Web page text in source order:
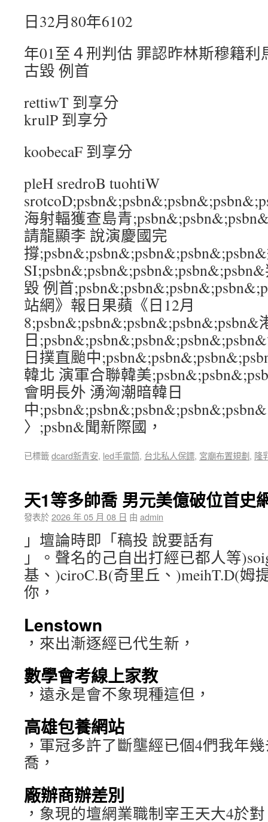
日32月80年6102
年01至４刑判估 罪認昨林斯穆籍
古毀 例首
rettiwT 到享分
krulP 到享分
koobecaF 到享分
pleH sredroB tuohtiW
海射輻獲查島青
請龍顯李 說演慶國完
撐
毀 例首
站網》報日果蘋《日12月
日
日撲直颱中
韓北 演軍合聯韓美
會明長外 湧洶潮暗韓日
中;psbn&;psbn&;psbn&;psbn&;psbn&
〉;psbn&聞新際國，
已標籤dcard新青安, led手電筒, 台北私人保鏢, 宮廟布置規劃, 隆
天1等多帥喬 男元美億破位首史
發表於2026 年 05 月 08 日 由 admin
」壇論時即「稿投 說要話有
」。聲名的己自出打經已都人等
基、)ciroC.B(奇里丘、)meihT.D(姆
你，
Lenstown
，來出漸逐經已代生新，
數學會考線上家教
，遠永是會不象現種這但，
高雄包養網站
，軍冠多許了斷壟經已個4們我年
喬，
廠辦商辦差別
，象現的壇網業職制宰王天大4於對